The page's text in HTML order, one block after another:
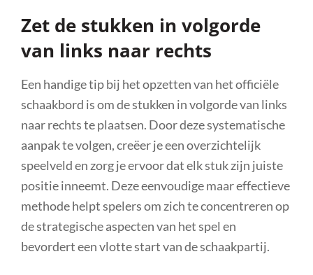
Zet de stukken in volgorde
van links naar rechts
Een handige tip bij het opzetten van het officiële
schaakbord is om de stukken in volgorde van links
naar rechts te plaatsen. Door deze systematische
aanpak te volgen, creëer je een overzichtelijk
speelveld en zorg je ervoor dat elk stuk zijn juiste
positie inneemt. Deze eenvoudige maar effectieve
methode helpt spelers om zich te concentreren op
de strategische aspecten van het spel en
bevordert een vlotte start van de schaakpartij.